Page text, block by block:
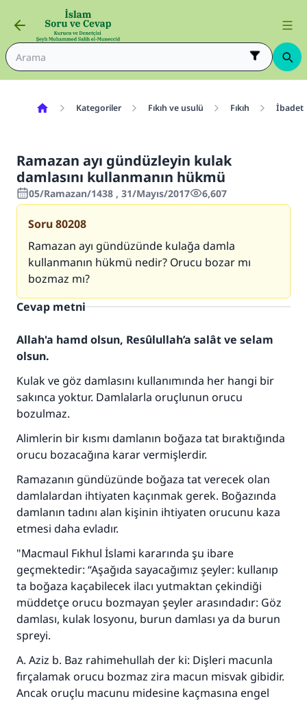
Kategoriler Fıkıh ve usulü Fıkıh
Ramazan ayı gündüzleyin kulak
damlasını kullanmanın hükmü
05/Ramazan/1438 , 31/Mayıs/2017 6,607
Soru80208
Ramazan ayı gündüzünde kulağa damla
kullanmanın hükmü nedir? Orucu bozar mı
bozmaz mı?
Cevap metni
Allah'a hamd olsun, Resûlullah’a salât ve selam
olsun.
Kulak ve göz damlasını kullanımında her hangi bir
sakınca yoktur. Damlalarla oruçlunun orucu
bozulmaz.
Alimlerin bir kısmı damlanın boğaza tat bıraktığında
orucu bozacağına karar vermişlerdir.
Ramazanın gündüzünde boğaza tat verecek olan
damlalardan ihtiyaten kaçınmak gerek. Boğazında
damlanın tadını alan kişinin ihtiyaten orucunu kaza
etmesi daha evladır.
"Macmaul Fıkhul İslami kararında şu ibare
geçmektedir: “Aşağıda sayacağımız şeyler: kullanıp
ta boğaza kaçabilecek ilacı yutmaktan çekindiği
müddetçe orucu bozmayan şeyler arasındadır: Göz
damlası, kulak losyonu, burun damlası ya da burun
spreyi.
A. Aziz b. Baz rahimehullah der ki: Dişleri macunla
fırçalamak orucu bozmaz zira macun misvak gibidir.
Ancak oruçlu macunu midesine kaçmasına engel